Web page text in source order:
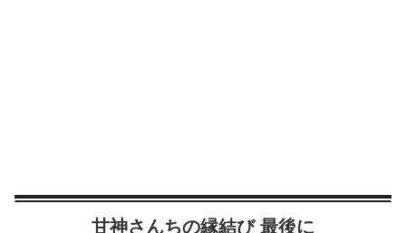
甘神さんちの縁結び 最後に